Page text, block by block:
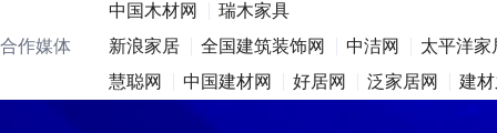
中国木材网
瑞木家具
合作媒体
新浪家居 全国建筑装饰网 中洁网
太平洋家
慧聪网
中国建材网 好居网 泛家居网 建